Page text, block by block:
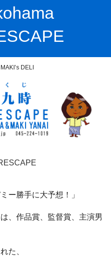
MAKI’s DELI
ー勝手に大予想！」
、作品賞、監督賞、主演男
た、